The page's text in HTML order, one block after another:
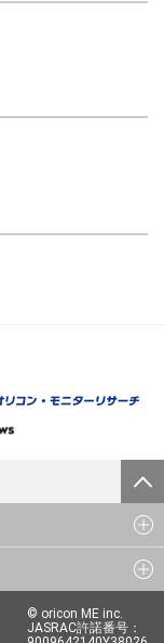
© oricon ME inc.
JASRAC許諾番号：